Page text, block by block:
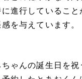
進行しているこ
を与えています。
ゃんの誕生日を祝